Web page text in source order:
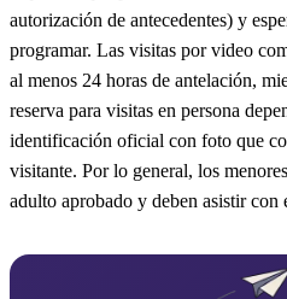
autorización de antecedentes) y
programar. Las visitas por video
al menos 24 horas de antelación,
reserva para visitas en persona
identificación oficial con foto que
visitante. Por lo general, los
adulto aprobado y deben asistir con